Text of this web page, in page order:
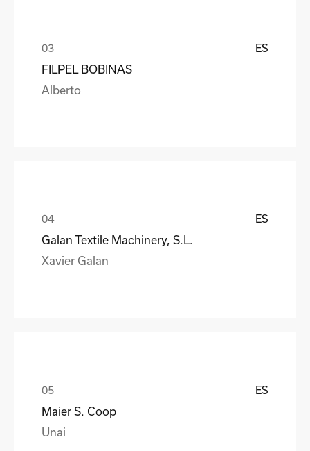
ES
FILPEL BOBINAS
Alberto
ES
Galan Textile Machinery, S.L.
Xavier Galan
ES
Maier S. Coop
Unai